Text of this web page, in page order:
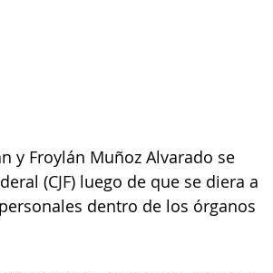
y Froylán Muñoz Alvarado se
(CJF) luego de que se diera a
dentro de los órganos